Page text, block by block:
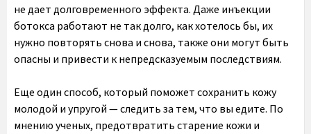
не дает долговременного эффекта. Даже инъекции
ботокса работают не так долго, как хотелось бы, их
нужно повторять снова и снова, также они могут быть
опасны и привести к непредсказуемым последствиям.
Еще один способ, который поможет сохранить кожу
молодой и упругой — следить за тем, что вы едите. По
мнению ученых, предотвратить старение кожи и